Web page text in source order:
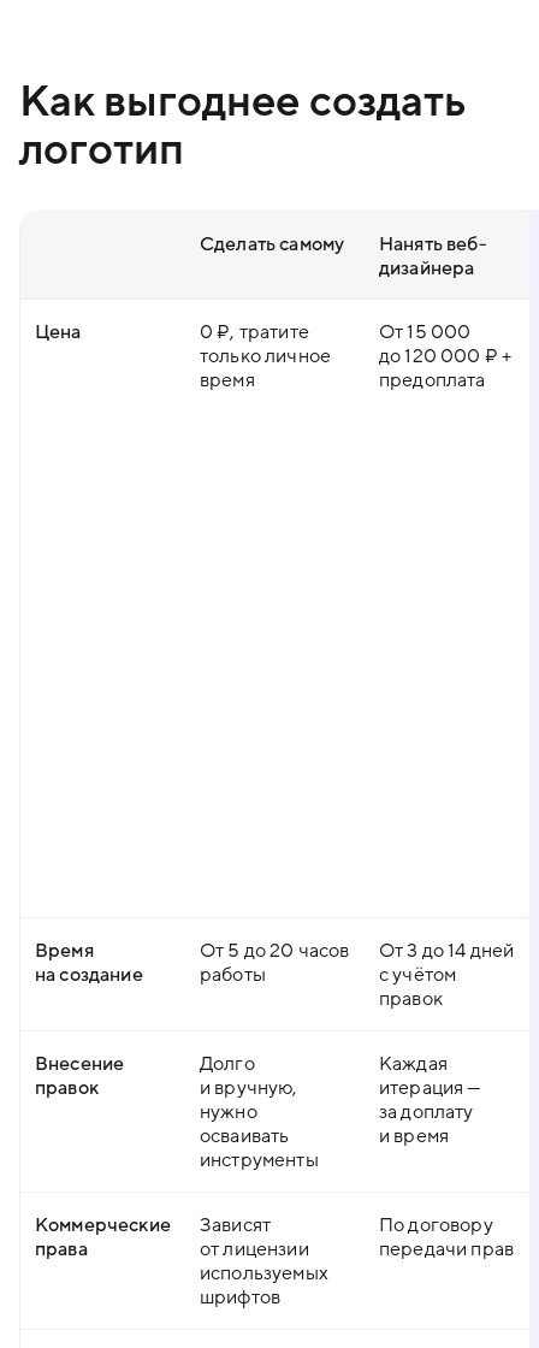
Как выгоднее создать
логотип
Сделать самому
Нанять веб-
дизайнера
Цена
0 ₽, тратите
только личное
время
От 15 000
до 120 000 ₽ +
предоплата
Время
на создание
От 5 до 20 часов
работы
От 3 до 14 дней
с учётом
правок
Внесение
правок
Долго
и вручную,
нужно
осваивать
инструменты
Каждая
итерация —
за доплату
и время
Коммерческие
права
Зависят
от лицензии
используемых
шрифтов
По договору
передачи прав